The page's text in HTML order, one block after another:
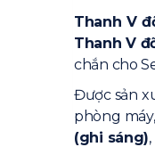
Thanh V
Thanh V
chắn cho
Được sản
phòng
(ghi sáng)